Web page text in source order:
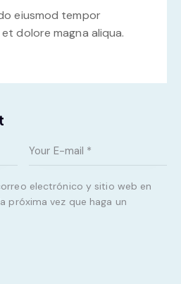
eiusmod tempor
dolore magna aliqua.
electrónico y sitio web en
próxima vez que haga un